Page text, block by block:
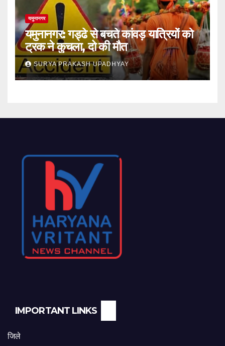
यमुनानगर
यमुनानगर: गड्ढे से बचते कांवड़ यात्रियों को
ट्रक ने कुचला, दो की मौत
SURYA PRAKASH UPADHYAY
IMPORTANT LINKS
जिले